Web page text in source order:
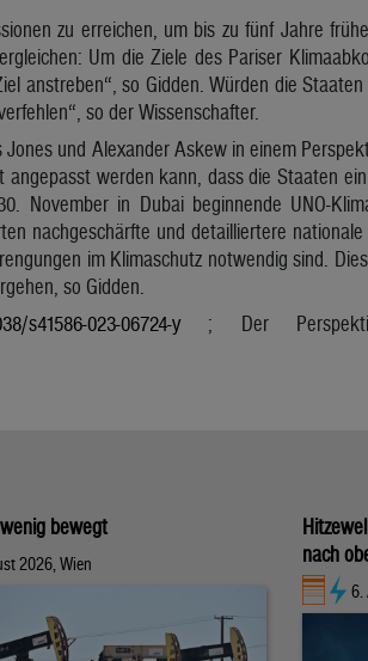
zu erreichen, um bis zu fünf Jahre
Um die Ziele des Pariser
anstreben“, so Gidden. Würden die
so der Wissenschafter.
und Alexander Askew in einem
werden kann, dass die Staaten
November in Dubai beginnende UNO-
nachgeschärfte und detailliertere nationale
im Klimaschutz notwendig sind.
so Gidden.
s41586-023-06724-y; Der
bewegt
2026, Wien
nach
6.